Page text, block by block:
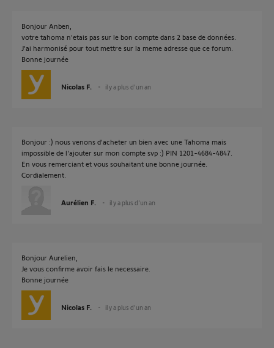
Bonjour Anben,
votre tahoma n'etais pas sur le bon compte dans 2 base de données.
J'ai harmonisé pour tout mettre sur la meme adresse que ce forum.
Bonne journée
Nicolas F. il y a plus d'un an
Bonjour :) nous venons d'acheter un bien avec une Tahoma mais
impossible de l'ajouter sur mon compte svp :) PIN 1201-4684-4847.
En vous remerciant et vous souhaitant une bonne journée.
Cordialement.
Aurélien F. il y a plus d'un an
Bonjour Aurelien,
Je vous confirme avoir fais le necessaire.
Bonne journée
Nicolas F. il y a plus d'un an